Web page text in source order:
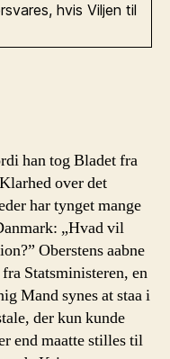
hvis Viljen til
han tog Bladet fra
over det
har tynget mange
„Hvad vil
Oberstens aabne
Statsministeren, en
Mand synes at staa i
der kun kunde
end maatte stilles til